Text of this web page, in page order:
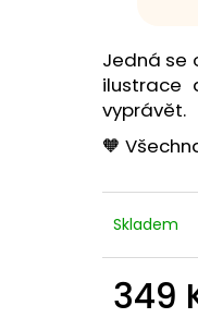
Jedná se
ilustrace
vyprávět.
🧡
Skladem
349